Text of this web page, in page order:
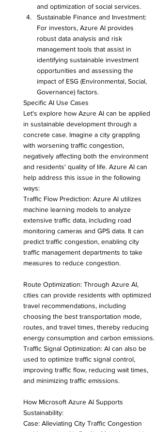
and optimization of social services.
Sustainable Finance and Investment:
For investors, Azure AI provides
robust data analysis and risk
management tools that assist in
identifying sustainable investment
opportunities and assessing the
impact of ESG (Environmental, Social,
Governance) factors.
Specific AI Use Cases
Let's explore how Azure AI can be applied
in sustainable development through a
concrete case. Imagine a city grappling
with worsening traffic congestion,
negatively affecting both the environment
and residents' quality of life. Azure AI can
help address this issue in the following
ways:
Traffic Flow Prediction: Azure AI utilizes
machine learning models to analyze
extensive traffic data, including road
monitoring cameras and GPS data. It can
predict traffic congestion, enabling city
traffic management departments to take
measures to reduce congestion.
Route Optimization: Through Azure AI,
cities can provide residents with optimized
travel recommendations, including
choosing the best transportation mode,
routes, and travel times, thereby reducing
energy consumption and carbon emissions.
Traffic Signal Optimization: AI can also be
used to optimize traffic signal control,
improving traffic flow, reducing wait times,
and minimizing traffic emissions.
How Microsoft Azure AI Supports
Sustainability:
Case: Alleviating City Traffic Congestion